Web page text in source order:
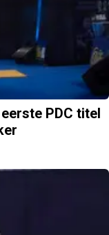
PDC titel